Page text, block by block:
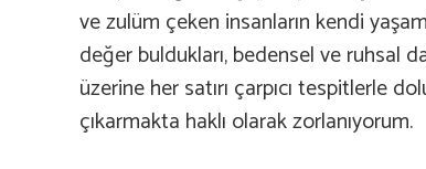
ve zulüm çeken insanların kendi
değer buldukları, bedensel ve ruhsal
üzerine her satırı çarpıcı tespitlerle
çıkarmakta haklı olarak zorlanıyorum.